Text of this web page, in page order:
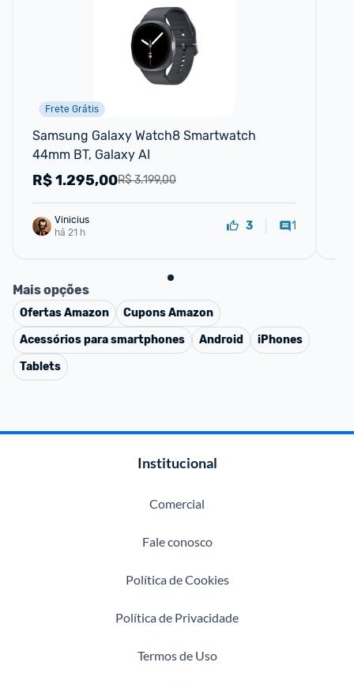
Frete Grátis
Samsung Galaxy Watch8 Smartwatch
44mm BT, Galaxy AI
R$ 3.199,00
R$1.295,00
Vinicius
há 21 h
3 1
Mais opções
OfertasAmazon CuponsAmazon
Acessórios para smartphones
Android
iPhones
Tablets
Institucional
Comercial
Fale conosco
Política de Cookies
Política de Privacidade
Termos de Uso